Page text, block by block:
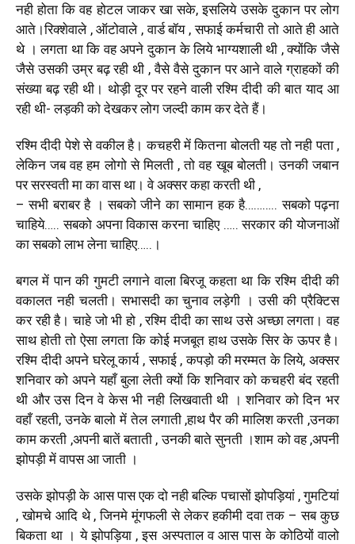
नही होता कि वह होटल जाकर खा सके, इसलिये उसके दुकान पर लोग
आते।रिक्शेवाले , ऑटोवाले , वार्ड बॉय , सफाई कर्मचारी तो आते ही आते
थे । लगता था कि वह अपने दुकान के लिये भाग्यशाली थी , क्योंकि जैसे
जैसे उसकी उम्र बढ़ रही थी , वैसे वैसे दुकान पर आने वाले ग्राहकों की
संख्या बढ़ रही थी। थोड़ी दूर पर रहने वाली रश्मि दीदी की बात याद आ
रही थी- लड़की को देखकर लोग जल्दी काम कर देते हैं।
रश्मि दीदी पेशे से वकील है। कचहरी में कितना बोलती यह तो नही पता ,
लेकिन जब वह हम लोगो से मिलती , तो वह खूब बोलती। उनकी जबान
पर सरस्वती मा का वास था। वे अक्सर कहा करती थी ,
– सभी बराबर है । सबको जीने का सामान हक है……….. सबको पढ़ना
चाहिये….. सबको अपना विकास करना चाहिए ….. सरकार की योजनाओं
का सबको लाभ लेना चाहिए…..।
बगल में पान की गुमटी लगाने वाला बिरजू कहता था कि रश्मि दीदी की
वकालत नही चलती। सभासदी का चुनाव लड़ेगी । उसी की प्रैक्टिस
कर रही है। चाहे जो भी हो , रश्मि दीदी का साथ उसे अच्छा लगता। वह
साथ होती तो ऐसा लगता कि कोई मजबूत हाथ उसके सिर के ऊपर है।
रश्मि दीदी अपने घरेलू कार्य , सफाई , कपड़ो की मरम्मत के लिये, अक्सर
शनिवार को अपने यहाँ बुला लेती क्यों कि शनिवार को कचहरी बंद रहती
थी और उस दिन वे केस भी नही लिखवाती थी । शनिवार को दिन भर
वहाँ रहती, उनके बालो में तेल लगाती ,हाथ पैर की मालिश करती ,उनका
काम करती ,अपनी बातें बताती , उनकी बाते सुनती ।शाम को वह ,अपनी
झोपड़ी में वापस आ जाती ।
उसके झोपड़ी के आस पास एक दो नही बल्कि पचासों झोपड़ियां , गुमटियां
, खोमचे आदि थे , जिनमे मूंगफली से लेकर हकीमी दवा तक – सब कुछ
बिकता था । ये झोपड़िया , इस अस्पताल व आस पास के कोठियों वालो